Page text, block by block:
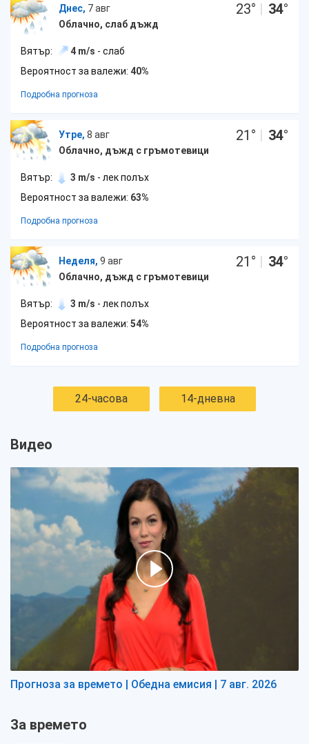
Днес, 7 авг
Облачно, слаб дъжд
23° | 34°
Вятър: 4 m/s - слаб
Вероятност за валежи: 40%
Подробна прогноза
Утре, 8 авг
Облачно, дъжд с гръмотевици
21 ° | 34°
Вятър: 3 m/s - лек полъх
Вероятност за валежи: 63%
Подробна прогноза
Неделя, 9 авг
Облачно, дъжд с гръмотевици
21 ° | 34°
Вятър: 3 m/s - лек полъх
Вероятност за валежи: 54%
Подробна прогноза
24-часова 14-дневна
Видео
Прогноза за времето | Обедна емисия | 7 авг. 2026
За времето